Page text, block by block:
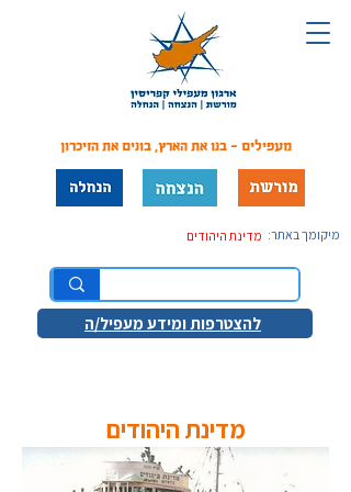
מעפילים - בנו את הארץ, בונים את הזיכרון
מדינת היהודים מיקומך באתר:
להצטרפות ומידע מעפיל/ה
מדינת היהודים